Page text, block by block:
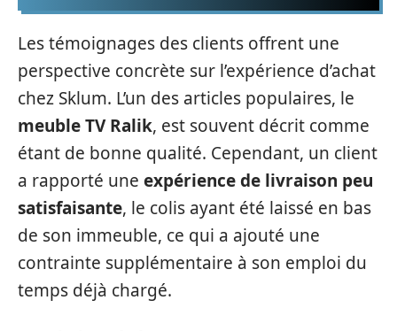
Les témoignages des clients offrent une
perspective concrète sur l’expérience d’achat
chez Sklum. L’un des articles populaires, le
meuble TV Ralik, est souvent décrit comme
étant de bonne qualité. Cependant, un client
a rapporté une expérience de livraison peu
satisfaisante, le colis ayant été laissé en bas
de son immeuble, ce qui a ajouté une
contrainte supplémentaire à son emploi du
temps déjà chargé.